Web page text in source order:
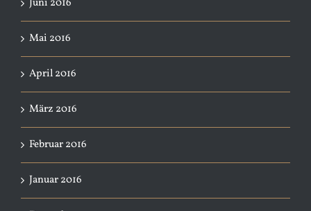
Juni 2016
Mai 2016
April 2016
März 2016
Februar 2016
Januar 2016